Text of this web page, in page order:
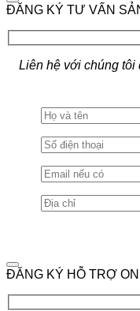
ĐĂNG KÝ TƯ VẤN
Liên hệ với chúng tôi
ĐĂNG KÝ HỖ TRỢ